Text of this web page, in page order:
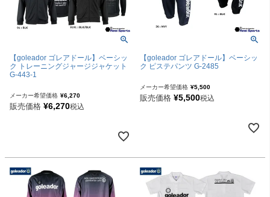
【goleador ゴレアドール】ベーシッ
ク トレーニングジャージジャケット
G-443-1
メーカー希望価格 ¥6,270
販売価格 ¥6,270税込
【goleador ゴレアドール】ベーシッ
ク ピステパンツ G-2485
メーカー希望価格 ¥5,500
販売価格 ¥5,500税込